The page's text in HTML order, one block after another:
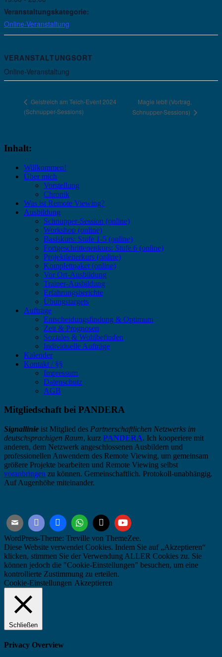
Veranstaltungskategorie:
Online-Veranstaltung
VERANSTALTUNGSORT
Online-Veranstaltung
Geistreich am Teich-Event 2024
(Schnupper-Sessions)
Magie lebt! (Vortrag,
Schnupper-Sessions)
Inhalt:
Willkommen!
Über mich
Vorstellung
Chronik
Was ist Remote Viewing?
Ausbildung
Schnupper-Session (online)
Workshop (online)
Basiskurs: Stufe 1-5 (online)
Fortgeschrittenenkurs: Stufe 6 (online)
Projektleiterkurs (online)
Komplettpaket (online)
Vor Ort-Ausbildung
Trainer-Ausbildung
Erfahrungsberichte
Übungstargets
Aufträge
Entscheidungsfindung & Optimum
Zeit & Prognosen
Soziales & Wohlbefinden
Individuelle Aufträge
Kalender
Kontakt / §§
Impressum
Datenschutz
AGB
Mitgliedschaft bei PANDERA
Signallinie ist Mitglied des Partnerschaftlichen Netzwerks im
deutschsprachigen Raum, kurz PANDERA. Ich kooperiere mit
anderen, dem Netzwerk angeschlossenen Ausbildern und
professionellen Anwendern des Remote Viewing, um gemeinsam
größere Projekte bearbeiten und Remote Viewing selbst
voranbringen zu können. Gemeinschaftlich. Protokoll-unabhängig.
Auf Augenhöhe miteinander.
WordPress-Theme: Treville von ThemeZee.
Diese Website verwendet Cookies. Indem Sie auf „Akzeptieren“
klicken, stimmen Sie der Verwendung ALLER Cookies zu. Sie
können jedoch die "Cookie-Einstellungen" besuchen, um eine
kontrollierte Zustimmung zu erteilen.
Cookie-Einstellungen Akzeptieren
Schließen
Privacy Overview